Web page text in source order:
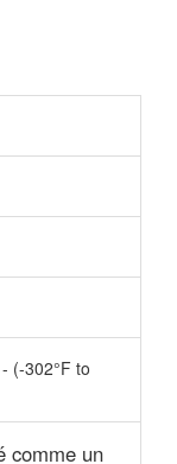
(-302°F to
comme un